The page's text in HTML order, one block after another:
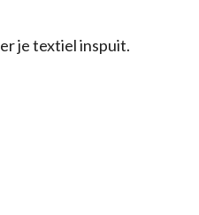
je textiel inspuit.